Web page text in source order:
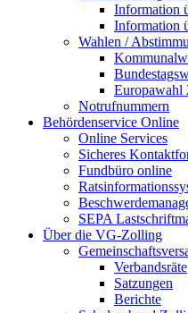
Information
Information
Wahlen /
Europawahl
Notrufnummern
Behördenservice Online
Online Services
Sicheres
Fundbüro online
SEPA
Über die VG-Zolling
Verbandsräte
Satzungen
Berichte